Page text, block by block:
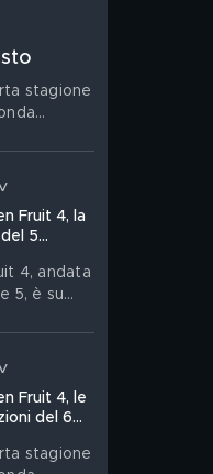
stagione
Fruit 4, la
5
4, andata
5, è su
Fruit 4, le
del 6
stagione